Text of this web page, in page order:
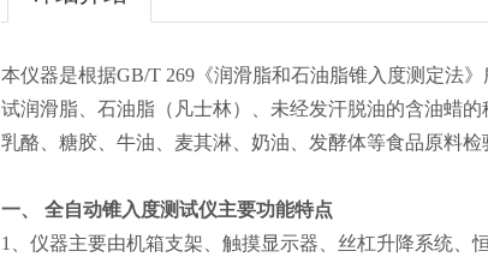
本仪器是根据GB/T 269《润滑脂和石油脂锥入度测定法
试润滑脂、石油脂（凡士林）、未经发汗脱油的含油蜡
乳酪、糖胶、牛油、麦其淋、奶油、发酵体等食品原料
一、 全自动锥入度测试仪主要功能特点
1、仪器主要由机箱支架、触摸显示器、丝杠升降系统、